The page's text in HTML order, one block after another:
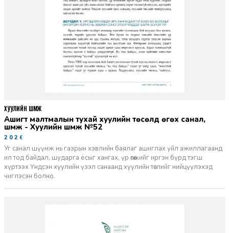
Ашигт малтмалын тухай хуулийн төсөлд өгөх санал,
шүүмж - Хуулийн шүүмж №52
2026-06-29
Уг санал шүүмж нь газрын хэвлийн баялаг ашиглах үйл ажиллагаанд
ил тод байдал, шударга ёсыг хангах, үр өгөөжийг иргэн бүрд тэгш
хүртээх Үндсэн хуулийн үзэл санаанд хуулийн төслийг нийцүүлэхэд
чиглэсэн болно.
ХУУЛИЙН ШҮҮМЖ